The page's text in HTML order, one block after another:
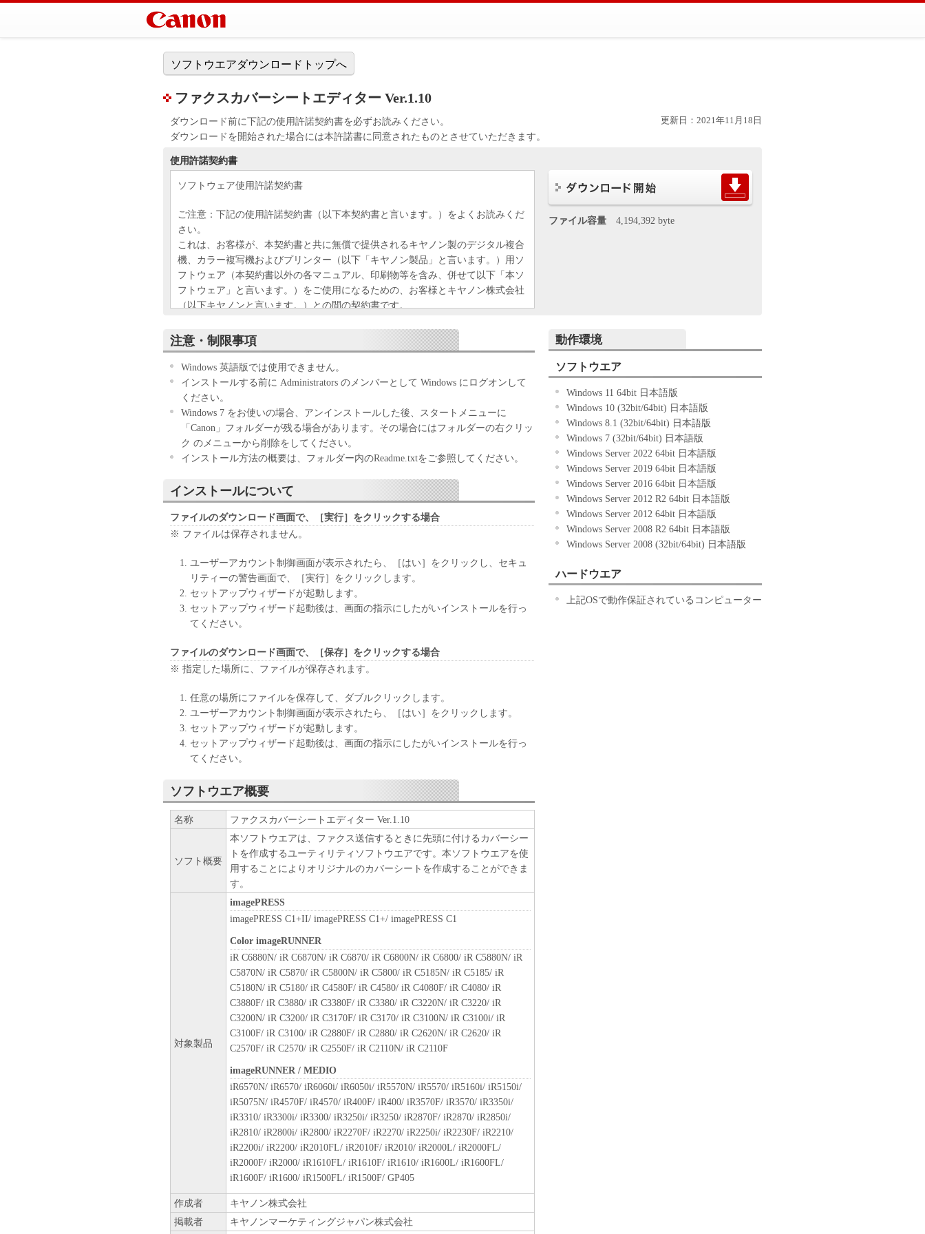
ソフトウエアダウンロードトップへ
ファクスカバーシートエディター Ver.1.10
ダウンロード前に下記の使用許諾契約書を必ずお読みください。
ダウンロードを開始された場合には本許諾書に同意されたものとさせていただきます。
更新日：2021年11月18日
使用許諾契約書
ソフトウェア使用許諾契約書
ご注意：下記の使用許諾契約書（以下本契約書と言います。）をよくお読みくだ
さい。
これは、お客様が、本契約書と共に無償で提供されるキヤノン製のデジタル複合
機、カラー複写機およびプリンター（以下「キヤノン製品」と言います。）用ソ
フトウェア（本契約書以外の各マニュアル、印刷物等を含み、併せて以下「本ソ
フトウェア」と言います。）をご使用になるための、お客様とキヤノン株式会社
（以下キヤノンと言います。）との間の契約書です。
お客様は、『同意』を示す下記のボタンをクリックした時点、または「本ソフト
ウェア」のインストールのいずれかをもって、本契約書に同意したことになりま
す。
お客様が本契約書に同意できない場合、「本ソフトウェア」を使用することはで
きません。
１．許諾
(1) キヤノンは、お客様が「キヤノン製品」を利用する目的のために、「キヤノ
ン製品」に直接またはネットワークを通じ接続される複数のコンピューター（以
においては、「本ソフトウェア」をコンピューターの記憶媒体上にインストール
すること、またはコンピューターにおいて表示すること、アクセスすること、も
しくは実行することのいずれも含むものとします。）するための非独占的権利を
お客様に対して許諾します。お客様は、また「指定機器」にネットワークを通じ
ソフトウェア」を使用させることができますが、かかるコンピューターの使用者
に本契約書上の義務および条件を遵守させるとともに、その履行に関し全責任を
負うことを条件とします。
(2) お客様は、上記(1)に基づいて「本ソフトウェア」を使用するためのバックア
ップとして、「本ソフトウェア」を１部、複製することができます。
ーのいかなる知的財産権も、明示たると黙示たるとを問わず、本契約書によって
お客様に譲渡あるいは許諾されるものではありません。
２．制限
(1) お客様は、再使用許諾、譲渡、販売、頒布、リースもしくは貸与その他の方
法により、第三者に「本ソフトウェア」を使用させることはできません。
(2) お客様は、「本ソフトウェア」の全部または一部を修正、改変、逆コンパイ
ル、逆アセンブル、その他リバースエンジニアリング等することはできません。
３．著作権表示
お客様は、「本ソフトウェア」に含まれるキヤノンまたはキヤノンのライセンサ
ーの著作権表示を変更し、除去しもしくは削除してはなりません。
４．所有権
「本ソフトウェア」に係る権原および所有権は、その内容によりキヤノンまたは
キヤノンのライセンサーに帰属します。
に、「本ソフトウェア」の全部または一部を、直接または間接に輸出してはなり
６．サポートおよびアップデート
キヤノン、キヤノンの子会社、関係会社、それらの販売代理店および販売店、並
びにキヤノンのライセンサーは、お客様による「本ソフトウェア」の使用を支援
すること、および「本ソフトウェア」に対してアップデート、バグの修正あるい
はサポートを行うことについて、いかなる責任も負うものではありません。
７．保証の否認・免責
(1) 「本ソフトウェア」は、『現状のまま』の状態で使用許諾されます。キヤノ
ン、キヤノンのライセンサー、キヤノンの子会社、キヤノンの関連会社、それら
の販売代理店または販売店のいずれも、「本ソフトウェア」に関して、商品性お
よび特定の目的への適合性の保証を含め、いかなる保証も、明示たると黙示たる
とを問わず一切しないものとします。
(2) キヤノン、キヤノンのライセンサー、キヤノンの子会社、キヤノンの関連会
たは使用不能から生ずるいかなる損害（逸失利益およびその他の派生的または付
随的な損害を含むがこれらに限定されない全ての損害を言います。）について、
ファイル容量 4,194,392 byte
注意・制限事項
Windows 英語版では使用できません。
インストールする前に Administrators のメンバーとして Windows にログオンして
ください。
Windows 7 をお使いの場合、アンインストールした後、スタートメニューに
「Canon」フォルダーが残る場合があります。その場合にはフォルダーの右クリッ
ク のメニューから削除をしてください。
インストール方法の概要は、フォルダー内のReadme.txtをご参照してください。
インストールについて
ファイルのダウンロード画面で、［実行］をクリックする場合
※ ファイルは保存されません。
ユーザーアカウント制御画面が表示されたら、［はい］をクリックし、セキュ
リティーの警告画面で、［実行］をクリックします。
セットアップウィザードが起動します。
セットアップウィザード起動後は、画面の指示にしたがいインストールを行っ
てください。
ファイルのダウンロード画面で、［保存］をクリックする場合
※ 指定した場所に、ファイルが保存されます。
任意の場所にファイルを保存して、ダブルクリックします。
ユーザーアカウント制御画面が表示されたら、［はい］をクリックします。
セットアップウィザードが起動します。
セットアップウィザード起動後は、画面の指示にしたがいインストールを行っ
てください。
ソフトウエア概要
名称 ファクスカバーシートエディター Ver.1.10
ソフト概要
本ソフトウエアは、ファクス送信するときに先頭に付けるカバーシー
トを作成するユーティリティソフトウエアです。本ソフトウエアを使
用することによりオリジナルのカバーシートを作成することができま
す。
対象製品
imagePRESS
imagePRESS C1+II/ imagePRESS C1+/ imagePRESS C1
Color imageRUNNER
iR C6880N/ iR C6870N/ iR C6870/ iR C6800N/ iR C6800/ iR C5880N/ iR
C5870N/ iR C5870/ iR C5800N/ iR C5800/ iR C5185N/ iR C5185/ iR
C5180N/ iR C5180/ iR C4580F/ iR C4580/ iR C4080F/ iR C4080/ iR
C3880F/ iR C3880/ iR C3380F/ iR C3380/ iR C3220N/ iR C3220/ iR
C3200N/ iR C3200/ iR C3170F/ iR C3170/ iR C3100N/ iR C3100i/ iR
C3100F/ iR C3100/ iR C2880F/ iR C2880/ iR C2620N/ iR C2620/ iR
C2570F/ iR C2570/ iR C2550F/ iR C2110N/ iR C2110F
imageRUNNER / MEDIO
iR6570N/ iR6570/ iR6060i/ iR6050i/ iR5570N/ iR5570/ iR5160i/ iR5150i/
iR5075N/ iR4570F/ iR4570/ iR400F/ iR400/ iR3570F/ iR3570/ iR3350i/
iR3310/ iR3300i/ iR3300/ iR3250i/ iR3250/ iR2870F/ iR2870/ iR2850i/
iR2810/ iR2800i/ iR2800/ iR2270F/ iR2270/ iR2250i/ iR2230F/ iR2210/
iR2200i/ iR2200/ iR2010FL/ iR2010F/ iR2010/ iR2000L/ iR2000FL/
iR2000F/ iR2000/ iR1610FL/ iR1610F/ iR1610/ iR1600L/ iR1600FL/
iR1600F/ iR1600/ iR1500FL/ iR1500F/ GP405
作成者
キヤノン株式会社
掲載者
キヤノンマーケティングジャパン株式会社
動作環境
ソフトウエア
Windows 11 64bit 日本語版
Windows 10 (32bit/64bit) 日本語版
Windows 8.1 (32bit/64bit) 日本語版
Windows 7 (32bit/64bit) 日本語版
Windows Server 2022 64bit 日本語版
Windows Server 2019 64bit 日本語版
Windows Server 2016 64bit 日本語版
Windows Server 2012 R2 64bit 日本語版
Windows Server 2012 64bit 日本語版
Windows Server 2008 R2 64bit 日本語版
Windows Server 2008 (32bit/64bit) 日本語版
ハードウエア
上記OSで動作保証されているコンピューター